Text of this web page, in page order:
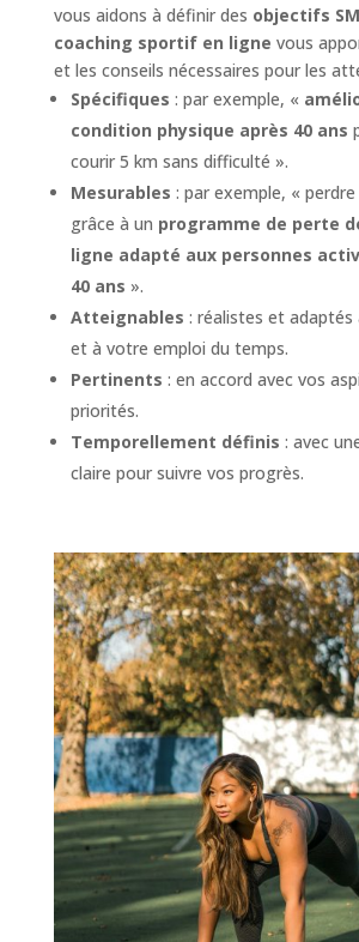
vous aidons à définir des objectifs
coaching sportif en ligne vous
et les conseils nécessaires pour les
Spécifiques : par exemple, «
condition physique après 40 ans
courir 5 km sans difficulté ».
Mesurables : par exemple, «
grâce à un programme de perte
ligne adapté aux personnes
40 ans ».
Atteignables : réalistes et adaptés
et à votre emploi du temps.
Pertinents : en accord avec vos
priorités.
Temporellement définis : avec
claire pour suivre vos progrès.